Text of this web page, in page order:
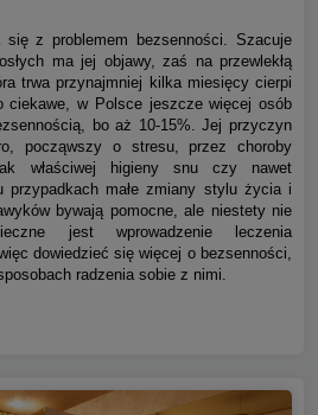
z problemem bezsenności. Szacuje
ma jej objawy, zaś na przewlekłą
trwa przynajmniej kilka miesięcy cierpi
ciekawe, w Polsce jeszcze więcej osób
bo aż 10-15%. Jej przyczyn
począwszy o stresu, przez choroby
właściwej higieny snu czy nawet
przypadkach małe zmiany stylu życia i
bywają pomocne, ale niestety nie
jest wprowadzenie leczenia
dowiedzieć się więcej o bezsenności,
radzenia sobie z nimi.